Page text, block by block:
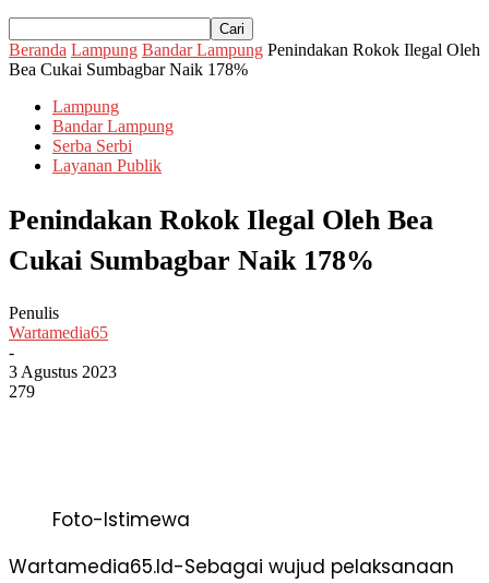
Beranda Lampung Bandar Lampung Penindakan Rokok Ilegal Oleh
Bea Cukai Sumbagbar Naik 178%
Lampung
Bandar Lampung
Serba Serbi
Layanan Publik
Penindakan Rokok Ilegal Oleh Bea
Cukai Sumbagbar Naik 178%
Penulis
Wartamedia65
-
3 Agustus 2023
279
Foto-Istimewa
Wartamedia65.Id-Sebagai wujud pelaksanaan